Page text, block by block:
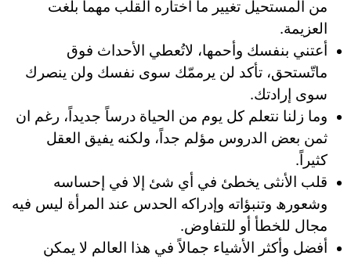
من المستحيل تغيير ما اختاره القلب مهما بلغت
العزيمة.
أعتني بنفسك وأحمها، لاتُعطي الأحداث فوق
ماتّستحق، تأكد لن يرممّك سوى نفسك ولن ينصرك
سوى إرادتك.
وما زلنا نتعلم كل يوم من الحياة درساً جديداً، رغم ان
ثمن بعض الدروس مؤلم جداً، ولكنه يفيق العقل
كثيراً.
قلب الأنثى يخطئ في أي شئ إلا في إحساسه
وشعورھ وتنبؤاته وإدراكه الحدس عند المرأة ليس فيه
مجال للخطأ أو للتفاوض.
أفضل وأكثر الأشياء جمالاً في هذا العالم لا يمكن